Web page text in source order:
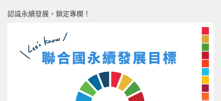
認識永續發展，鎖定專欄！